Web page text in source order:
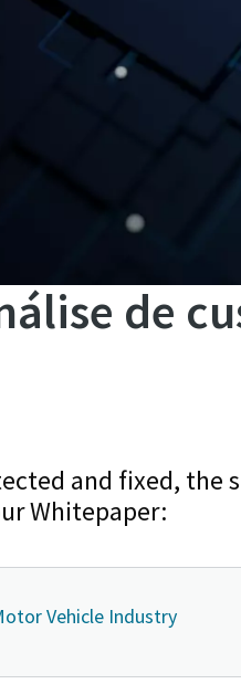
de
and fixed,
Whitepaper:
Vehicle Industry